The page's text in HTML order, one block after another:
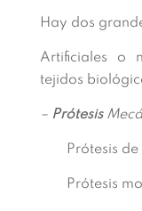
Hay dos
Artificiales o
tejidos
– Prótesis
Prótesis
Prótesis